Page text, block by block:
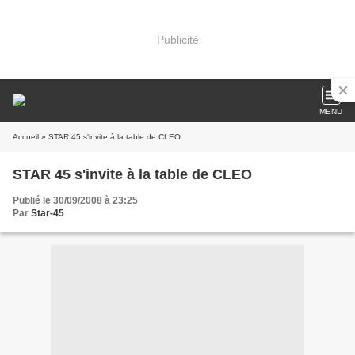
Publicité
MENU
Accueil » STAR 45 s'invite à la table de CLEO
STAR 45 s'invite à la table de CLEO
Publié le 30/09/2008 à 23:25
Par Star-45